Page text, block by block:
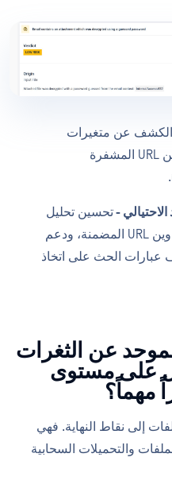
عن متغيرات
ClickFix الجديدة التي تستغل عناوين URL المشفرة
-تحسين تحليل
EML لربط الصور بشكل صحيح بعناوين URL المضمنة، ودعم
عبارات الحث على اتخاذ
عن الثغرات
على مستوى
مهماً؟
إلى نقاط النهاية. فهي
والتحميلات السحابية